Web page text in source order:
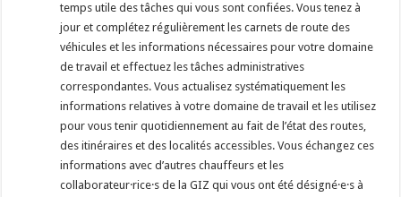
temps utile des tâches qui vous sont confiées. Vous tenez à
jour et complétez régulièrement les carnets de route des
véhicules et les informations nécessaires pour votre domaine
de travail et effectuez les tâches administratives
correspondantes. Vous actualisez systématiquement les
informations relatives à votre domaine de travail et les utilisez
pour vous tenir quotidiennement au fait de l’état des routes,
des itinéraires et des localités accessibles. Vous échangez ces
informations avec d’autres chauffeurs et les
collaborateur·rice·s de la GIZ qui vous ont été désigné·e·s à